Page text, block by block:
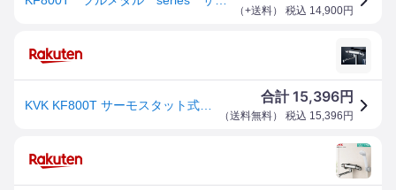
（+送料） 税込 14,900円
合計15,396円
（送料無料） 税込 15,396 円